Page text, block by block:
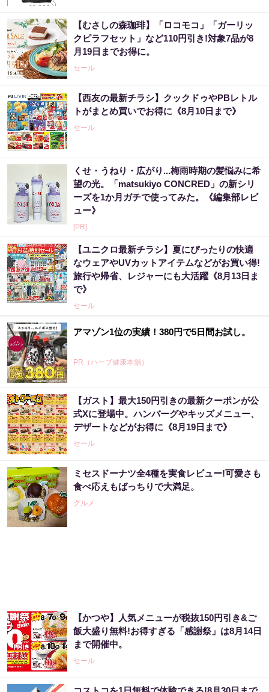
【むさしの森珈琲】「ロコモコ」「ガーリッ
クピラフセット」など110円引き!対象7品が8
月19日までお得に。
セール
【西友の最新チラシ】クックドゥやPBレトル
トがまとめ買いでお得に《8月10日まで》
セール
くせ・うねり・広がり...梅雨時期の髪悩みに希
望の光。「matsukiyo CONCRED」の新シリ
ーズを1か月ガチで使ってみた。《編集部レビ
ュー》
[PR]
【ユニクロ最新チラシ】夏にぴったりの快適
なウェアやUVカットアイテムなどがお買い得!
旅行や帰省、レジャーにも大活躍《8月13日ま
で》
セール
アマゾン1位の実績！380円で5日間お試し。
PR（ハーブ健康本舗）
【昭和43年以前生まれはロト６この数字を買
うべき】6つの数字が「完全一致」する方...
PR（株式会社MURA）
アマゾン1位「このお茶ガチです」噂のお茶
PR（ハーブ健康本舗）
８月のロト6はこの方法で買え!!６つの数字が
『完全一致』する方法
PR（株式会社MURA）
【ガスト】最大150円引きの最新クーポンが公
式Xに登場中。ハンバーグやキッズメニュー、
デザートなどがお得に《8月19日まで》
セール
ミセスドーナツ全4種を実食レビュー!可愛さも
食べ応えもばっちりで大満足。
グルメ
【かつや】人気メニューが税抜150円引き&ご
飯大盛り無料!お得すぎる「感謝祭」は8月14日
まで開催中。
セール